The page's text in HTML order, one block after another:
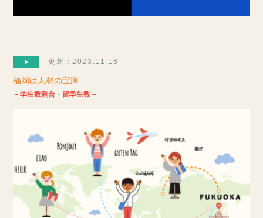
更新：2023.11.16
福岡は人材の宝庫
－学生数割合・留学生数－